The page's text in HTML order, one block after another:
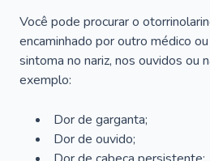
Você pode procurar o
encaminhado por outro médico
sintoma no nariz, nos ouvidos ou
exemplo:
Dor de garganta;
Dor de ouvido;